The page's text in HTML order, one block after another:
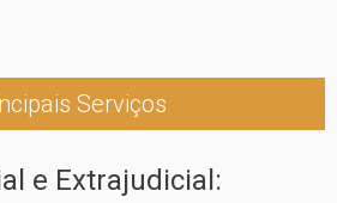
Serviços
e Extrajudicial: